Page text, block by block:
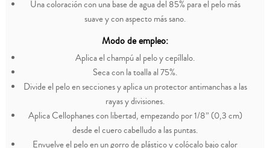
Una coloración con una base de agua del 85% para el pelo más
suave y con aspecto más sano.
Modo de empleo:
Aplica el champú al pelo y cepíllalo.
Seca con la toalla al 75%.
Divide el pelo en secciones y aplica un protector antimanchas a las
rayas y divisiones.
Aplica Cellophanes con libertad, empezando por 1/8” (0,3 cm)
desde el cuero cabelludo a las puntas.
Envuelve el pelo en un gorro de plástico y colócalo bajo calor